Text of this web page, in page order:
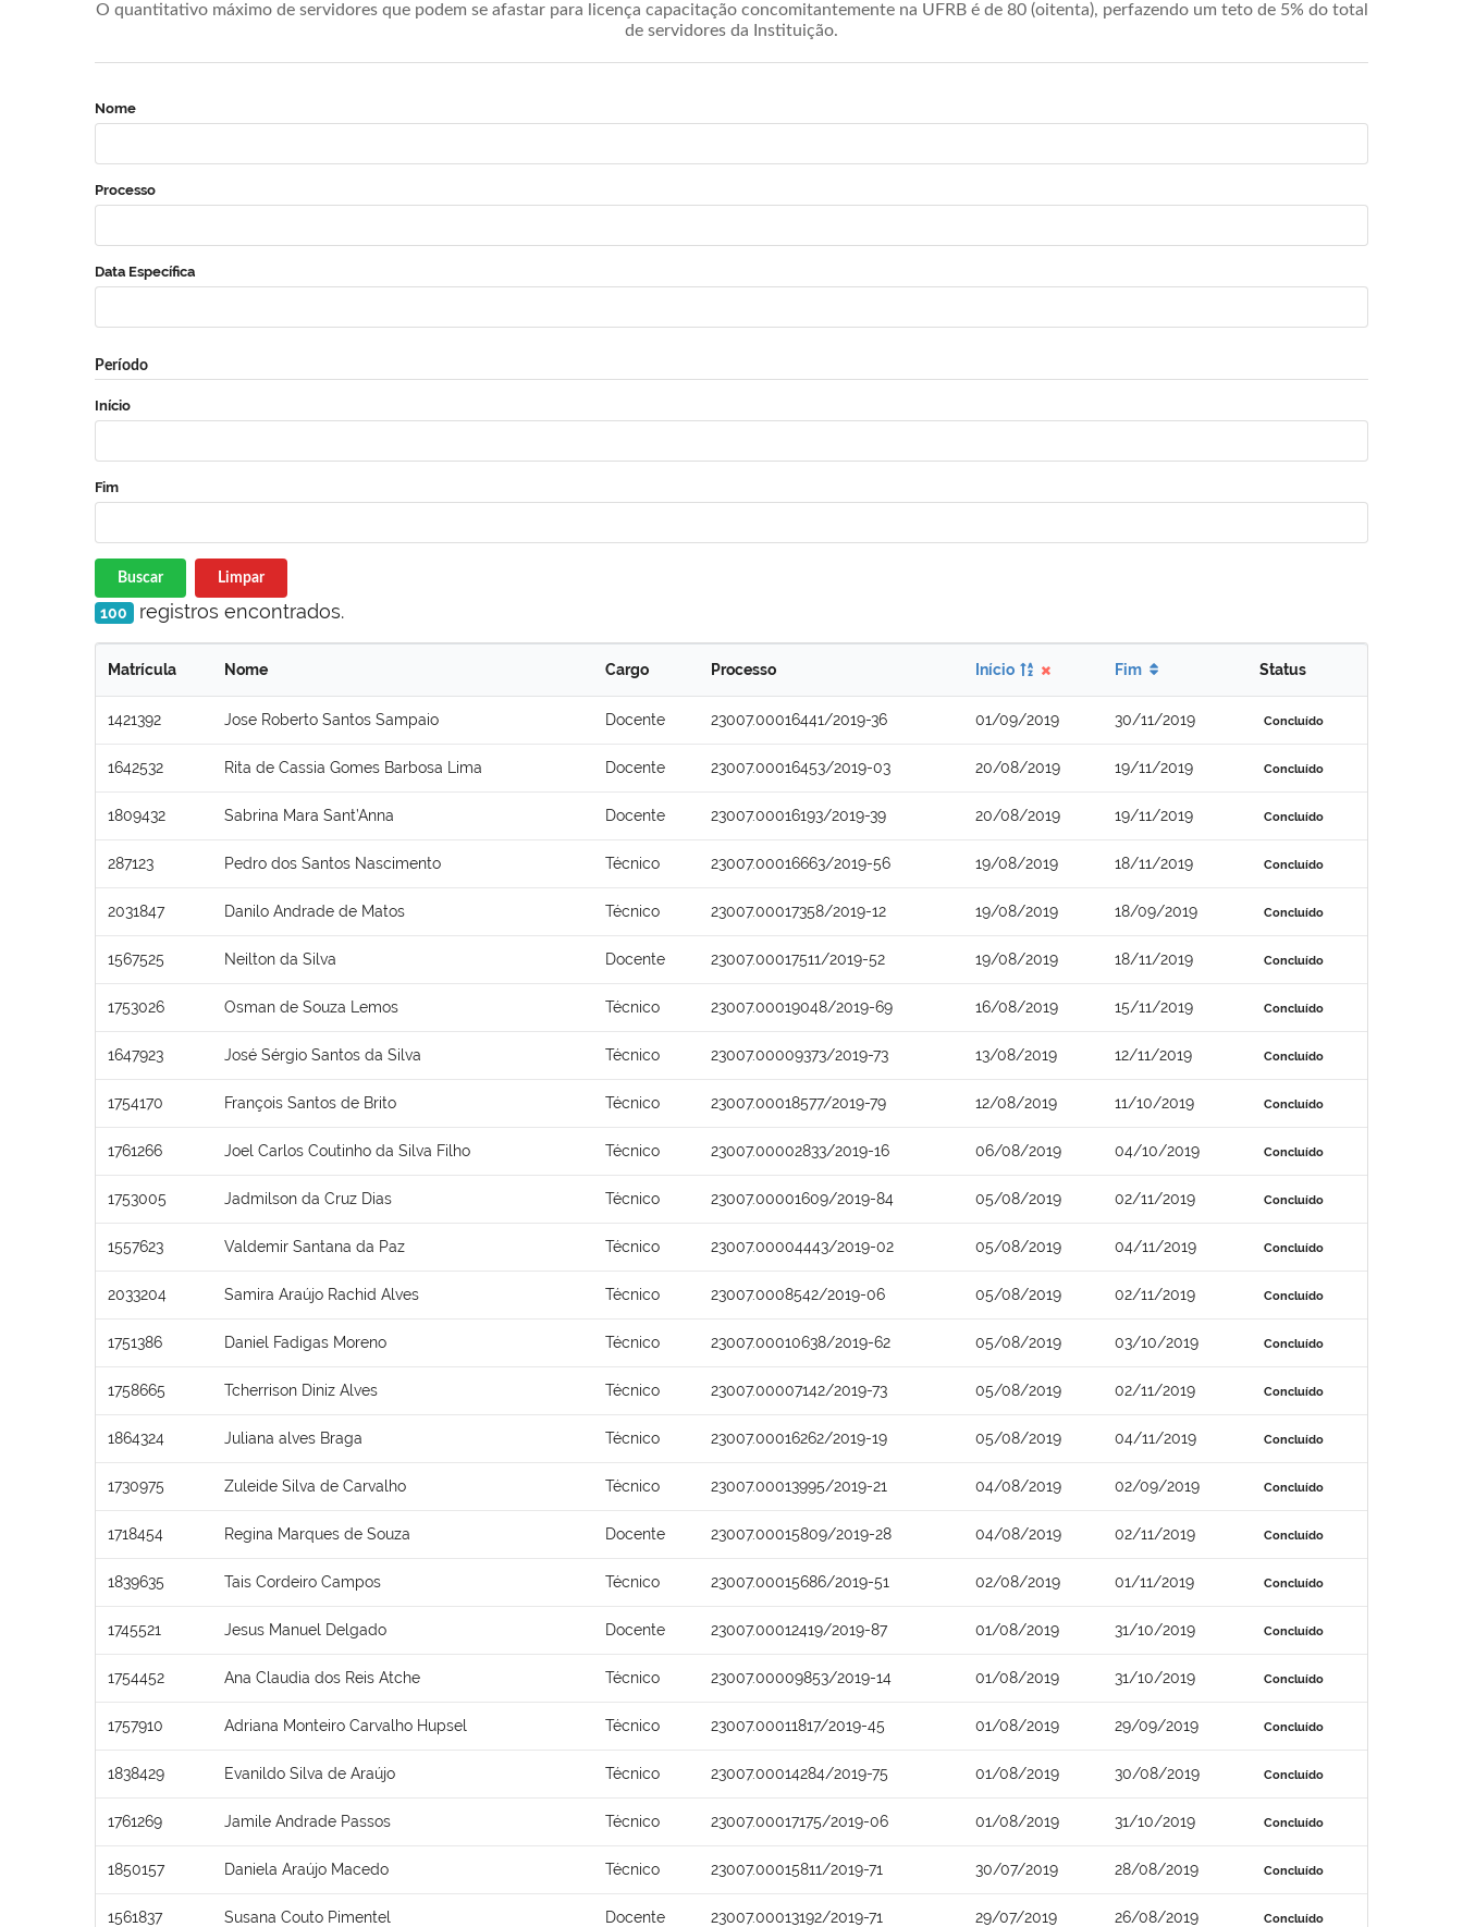
O quantitativo máximo de servidores que podem se afastar para licença capacitação concomitantemente na UFRB é de 80 (oitenta), perfazendo um teto de 5% do total
de servidores da Instituição.
Nome
Processo
Data Específica
Período
Início
Fim
Buscar Limpar
100 registros encontrados.
Matrícula Nome Cargo Processo Início Fim Status
1421392 Jose Roberto Santos Sampaio Docente 23007.00016441/2019-36 01/09/2019 30/11/2019 Concluído
1642532 Rita de Cassia Gomes Barbosa Lima Docente 23007.00016453/2019-03 20/08/2019 19/11/2019 Concluído
1809432 Sabrina Mara Sant’Anna Docente 23007.00016193/2019-39 20/08/2019 19/11/2019 Concluído
287123 Pedro dos Santos Nascimento Técnico 23007.00016663/2019-56 19/08/2019 18/11/2019 Concluído
2031847 Danilo Andrade de Matos Técnico 23007.00017358/2019-12 19/08/2019 18/09/2019 Concluído
1567525 Neilton da Silva Docente 23007.00017511/2019-52 19/08/2019 18/11/2019 Concluído
1753026 Osman de Souza Lemos Técnico 23007.00019048/2019-69 16/08/2019 15/11/2019 Concluído
1647923 José Sérgio Santos da Silva Técnico 23007.00009373/2019-73 13/08/2019 12/11/2019 Concluído
1754170 François Santos de Brito Técnico 23007.00018577/2019-79 12/08/2019 11/10/2019 Concluído
1761266 Joel Carlos Coutinho da Silva Filho Técnico 23007.00002833/2019-16 06/08/2019 04/10/2019 Concluído
1753005 Jadmilson da Cruz Dias Técnico 23007.00001609/2019-84 05/08/2019 02/11/2019 Concluído
1557623 Valdemir Santana da Paz Técnico 23007.00004443/2019-02 05/08/2019 04/11/2019 Concluído
2033204 Samira Araújo Rachid Alves Técnico 23007.0008542/2019-06 05/08/2019 02/11/2019 Concluído
1751386 Daniel Fadigas Moreno Técnico 23007.00010638/2019-62 05/08/2019 03/10/2019 Concluído
1758665 Tcherrison Diniz Alves Técnico 23007.00007142/2019-73 05/08/2019 02/11/2019 Concluído
1864324 Juliana alves Braga Técnico 23007.00016262/2019-19 05/08/2019 04/11/2019 Concluído
1730975 Zuleide Silva de Carvalho Técnico 23007.00013995/2019-21 04/08/2019 02/09/2019 Concluído
1718454 Regina Marques de Souza Docente 23007.00015809/2019-28 04/08/2019 02/11/2019 Concluído
1839635 Tais Cordeiro Campos Técnico 23007.00015686/2019-51 02/08/2019 01/11/2019 Concluído
1745521 Jesus Manuel Delgado Docente 23007.00012419/2019-87 01/08/2019 31/10/2019 Concluído
1754452 Ana Claudia dos Reis Atche Técnico 23007.00009853/2019-14 01/08/2019 31/10/2019 Concluído
1757910 Adriana Monteiro Carvalho Hupsel Técnico 23007.00011817/2019-45 01/08/2019 29/09/2019 Concluído
1838429 Evanildo Silva de Araújo Técnico 23007.00014284/2019-75 01/08/2019 30/08/2019 Concluído
1761269 Jamile Andrade Passos Técnico 23007.00017175/2019-06 01/08/2019 31/10/2019 Concluído
1850157 Daniela Araújo Macedo Técnico 23007.00015811/2019-71 30/07/2019 28/08/2019 Concluído
1561837 Susana Couto Pimentel Docente 23007.00013192/2019-71 29/07/2019 26/08/2019 Concluído